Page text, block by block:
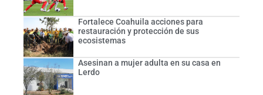
Fortalece Coahuila acciones para
restauración y protección de sus
ecosistemas
Asesinan a mujer adulta en su casa en
Lerdo